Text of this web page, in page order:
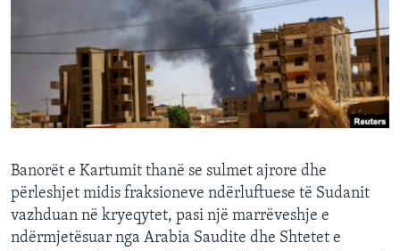
INTERVISTA
DITARI
Banorët e Kartumit thanë se sulmet ajrore dhe
përleshjet midis fraksioneve ndërluftuese të Sudanit
vazhduan në kryeqytet, pasi një marrëveshje e
ndërmjetësuar nga Arabia Saudite dhe Shtetet e